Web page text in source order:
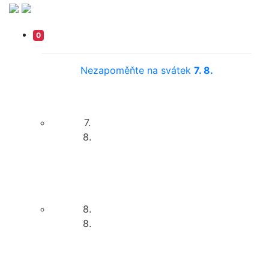
0
Nezapoměňte na svátek 7. 8.
7.
8.
8.
8.